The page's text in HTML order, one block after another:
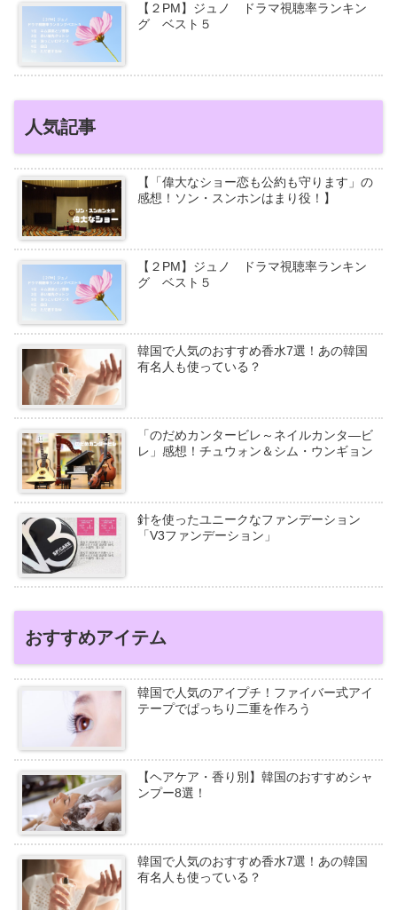
【２PM】ジュノ ドラマ視聴率ランキン
グ ベスト５
人気記事
【「偉大なショー恋も公約も守ります」の
感想！ソン・スンホンはまり役！】
【２PM】ジュノ ドラマ視聴率ランキン
グ ベスト５
韓国で人気のおすすめ香水7選！あの韓国
有名人も使っている？
「のだめカンタービレ～ネイルカンタ―ビ
レ」感想！チュウォン＆シム・ウンギョン
針を使ったユニークなファンデーション
「V3ファンデーション」
おすすめアイテム
韓国で人気のアイプチ！ファイバー式アイ
テープでぱっちり二重を作ろう
【ヘアケア・香り別】韓国のおすすめシャ
ンプー8選！
韓国で人気のおすすめ香水7選！あの韓国
有名人も使っている？